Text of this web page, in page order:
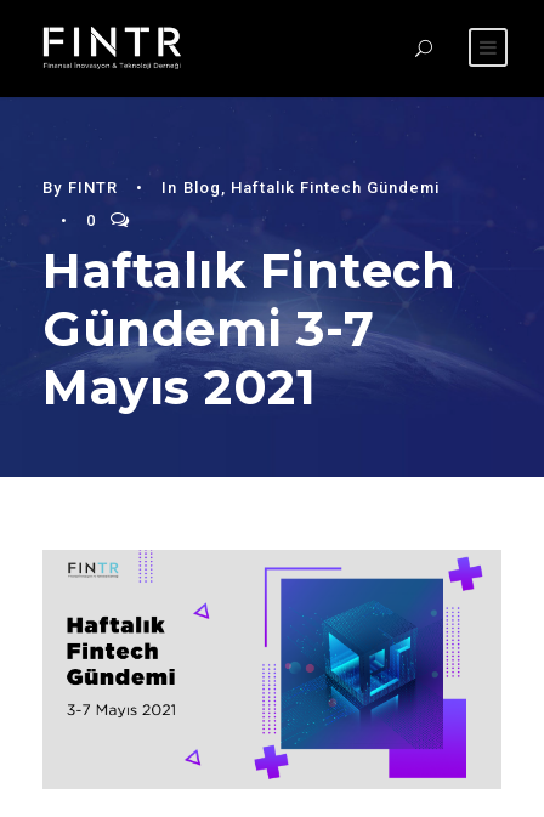
By FINTR • In Blog
Haftalık Fintech Gündemi
•
0
Haftalık Fintech
Gündemi 3-7
Mayıs 2021